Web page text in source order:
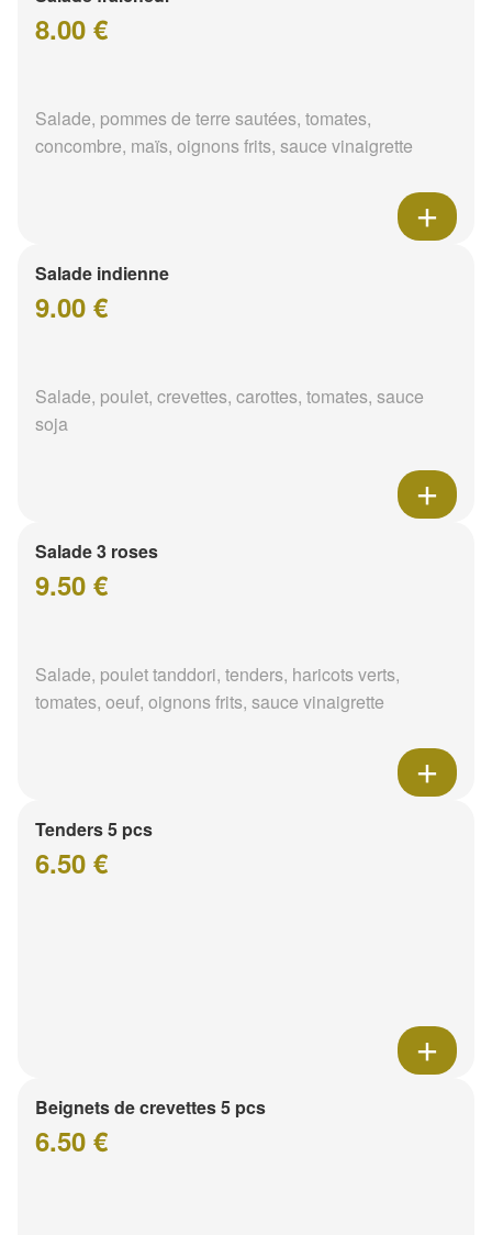
8.00 €
Salade, pommes de terre sautées, tomates,
concombre, maïs, oignons frits, sauce vinaigrette
Salade indienne
9.00 €
Salade, poulet, crevettes, carottes, tomates, sauce
soja
Salade 3 roses
9.50 €
Salade, poulet tanddori, tenders, haricots verts,
tomates, oeuf, oignons frits, sauce vinaigrette
Tenders 5 pcs
6.50 €
Beignets de crevettes 5 pcs
6.50 €